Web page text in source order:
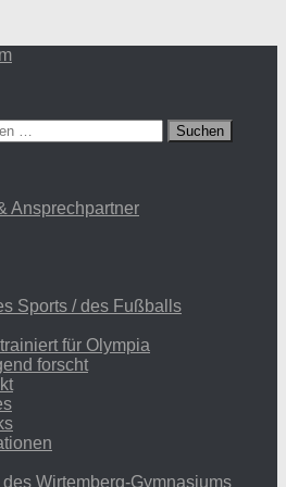
Ansprechpartner
Sports / des Fußballs
für Olympia
forscht
Wirtemberg-Gymnasiums